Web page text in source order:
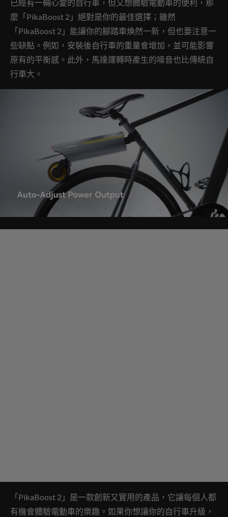
已經有一輛心愛的自行車，但又想體驗電動車的便利，那
麼「PikaBoost 2」絕對是你的最佳選擇；雖然
「PikaBoost 2」能讓你的腳踏車煥然一新，但也要注意一
些缺點。例如，安裝後自行車的重量會增加，並可能影響
原有的平衡感。此外，馬達運轉時產生的噪音也比傳統自
行車大。
「PikaBoost 2」是一款創新又實用的產品，它讓每個人都
有機會體驗電動車的樂趣。如果你想讓你的自行車升級，